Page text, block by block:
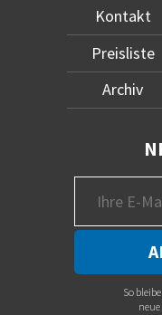
Kontakt
Preisliste
Archiv
So